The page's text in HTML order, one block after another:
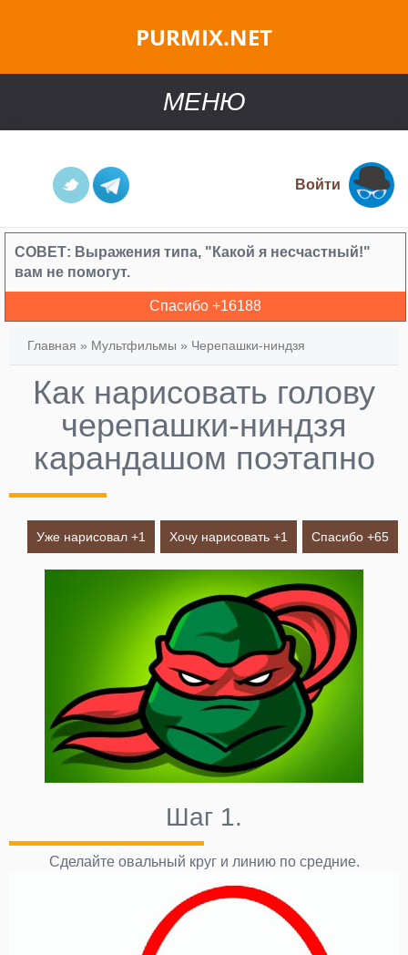
PURMIX.NET
МЕНЮ
Войти
СОВЕТ: Выражения типа, "Какой я несчастный!"
вам не помогут.
Спасибо +16188
Главная » Мультфильмы » Черепашки-ниндзя
Как нарисовать голову
черепашки-ниндзя
карандашом поэтапно
Уже нарисовал +1 Хочу нарисовать +1 Спасибо +65
Шаг 1.
Cделайте овальный круг и линию по средние.